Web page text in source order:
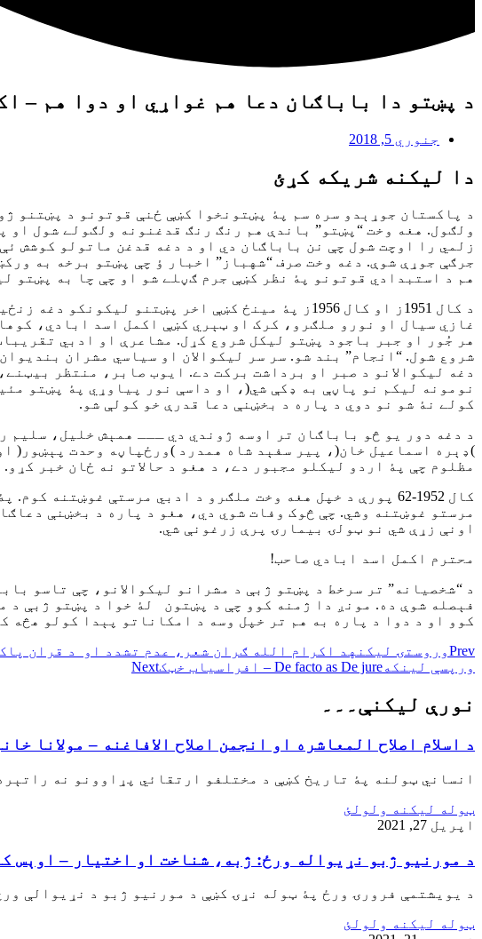
د پښتو دا باباګان دعا هم غواړي او دوا هم –
جنوري 5, 2018
دا ليکنه شريکه کړئ
د پاکستان جوړېدو سره سم پۀ پښتونخوا کښې ځنې قوتونو د پښتنو
ولګول. هغه وخت “پښتو” باندې هم رنګ رنګ قدغنونه ولګولے شول
زلمي را اوچت شول چې نن باباګان دي او د دغه قدغن ماتولو کوشش
جرګې جوړې شوې. دغه وخت صرف “شهباز” اخبار ؤ چې پښتو برخه به
هم د استبدادي قوتونو پۀ نظر کښې جرم ګڼلے شو او چې چا به پښتو
د کال 1951ز او کال 1956ز پۀ مینځ کښې اخر پښتنو
غازي سیال او نورو ملګرو، کرک او ټېري کښې اکمل اسد ابادي،
شروع شول. “انجام” بند شو. سر سر لیکوالان او سیاسي مشران
دغه لیکوالانو د صبر او برداشت برکت دے. ایوب صابر، منتظر
نومونه لیکم نو پاڼې به ډکې شي(، او داسې نور پیاوړي پۀ پښتو
کولے نۀ شو نو دوي د پاره د بخښنې دعا قدرې خو کولې شو.
د دغه دور یو څو باباګان تر اوسه ژوندي دي ـــ همېش خلیل، سلیم
)ډېره اسماعیل خان(، پیر سفېد شاه همدرد )ورځپاڼه وحدت پېښور(
مظلوم چې پۀ اردو لیکلو مجبور دے، د هغو د حالاتو نه ځان خبر کړو.
کال 1952-62 پورې د خپل هغه وخت ملګرو د ادبي مرستې
مرستو غوښتنه وشي. چې څوک وفات شوي دي، هغو د پاره د بخښنې
اونې زړې شي نو ټولۍ بیمارۍ پرې زرغونې شي.
محترم اکمل اسد ابادي صاحب!
د “شخصیانه” تر سرخط د پښتو ژبې د مشرانو لیکوالانو، چې تاسو
فېصله شوې ده. مونږ دا ژمنه کوو چې د پښتون لۀ خوا د پښتو ژبې د
کوو او د دوا د پاره به هم تر خپل وسه د امکاناتو پېدا کولو هڅه
Prevوروستۍ ليکنهد اکرام الله ګران شعر، عدم تشدد او د قران
ورپسې لينکهDe facto as De jure – افراسياب خټک Next
نورې ليکنې۔۔۔
د اسلام اصلاح المعاشره او انجمن اصلاح الافاغنه – مولانا
انساني ټولنه پۀ تاريخ کښې د مختلفو ارتقائي پړاوونو نه
ټوله ليکنه ولولئ
اپریل 27, 2021
د مورنيو ژبو نړيواله ورځ: ژبه، شناخت او اختيار – اوېس
د یویشتمې فرورۍ ورځ پۀ ټوله نړۍ کښې د مورنیو ژبو د نړیوالې
ټوله ليکنه ولولئ